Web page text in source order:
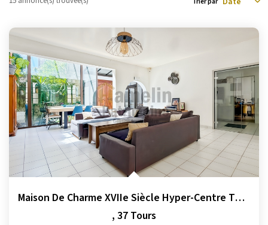
Biens À Louer
Nous Recherchons
LA GESTION
Notre Metier
Espace Bailleur
Espace Locataire
LA CONCIERGERIE
Maison De Charme XVIIe Siècle Hyper-Centre Tours
, 37 Tours